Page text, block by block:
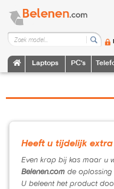
Laptops PC's
Heeft u tijdelijk
Even krap bij kas maar u
Belenen.com de oplossing
U beleent het product